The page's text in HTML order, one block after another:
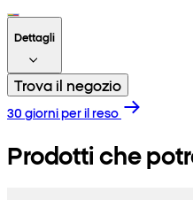
Dettagli
Trova il negozio
30 giorni per il reso
Prodotti che